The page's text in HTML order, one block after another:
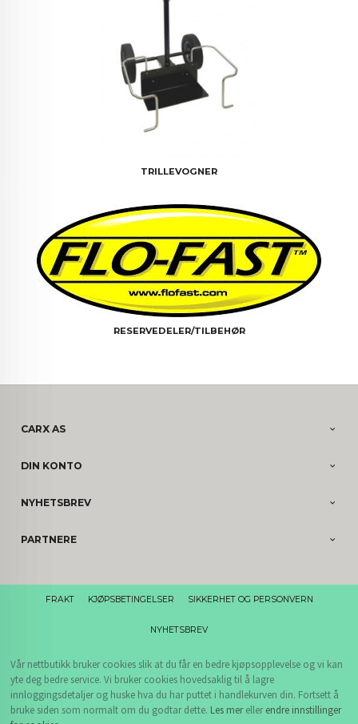
TRILLEVOGNER
RESERVEDELER/TILBEHØR
CARX AS
DIN KONTO
NYHETSBREV
PARTNERE
FRAKT KJØPSBETINGELSER SIKKERHET OG PERSONVERN
NYHETSBREV
Vår nettbutikk bruker cookies slik at du får en bedre kjøpsopplevelse og vi kan
yte deg bedre service. Vi bruker cookies hovedsaklig til å lagre
innloggingsdetaljer og huske hva du har puttet i handlekurven din. Fortsett å
bruke siden som normalt om du godtar dette. Les merellerendre innstillinger